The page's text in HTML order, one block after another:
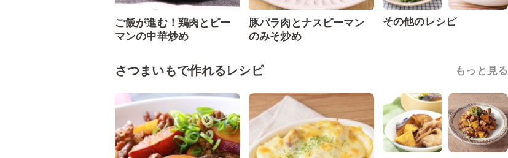
ご飯が進む！鶏肉とピー
マンの中華炒め
豚バラ肉とナスピーマン
のみそ炒め
その他のレシピ
さつまいもで作れるレシピ もっと見る